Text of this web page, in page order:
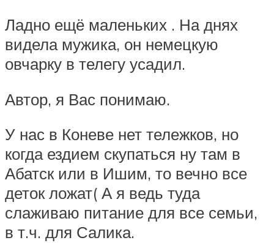
Ладно ещё маленьких . На днях
видела мужика, он немецкую
овчарку в телегу усадил.
Автор, я Вас понимаю.
У нас в Коневе нет тележков, но
когда ездием скупаться ну там в
Абатск или в Ишим, то вечно все
деток ложат( А я ведь туда
слаживаю питание для все семьи,
в т.ч. для Салика.